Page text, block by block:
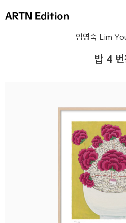
임영숙 Lim
밥 4